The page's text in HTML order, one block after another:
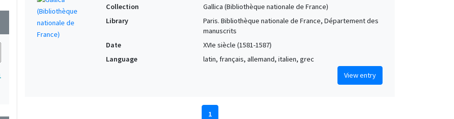
Collection
Gallica (Bibliothèque nationale de France)
Library
Paris. Bibliothèque nationale de France, Département des
manuscrits
Date
XVIe siècle (1581-1587)
Language
latin, français, allemand, italien, grec
View entry
1